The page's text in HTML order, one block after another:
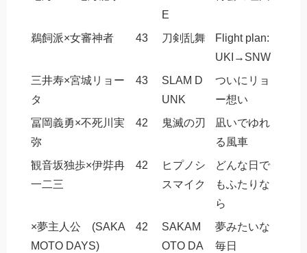
E
鵜飼派×女審神者 43 刀剣乱舞
Flight plan:
UKI→SNW
三井寿×宮城リョー
タ
43
SLAM D
UNK
ついにリョ
ー想い
冨岡義勇×不死川実
弥
42 鬼滅の刃
凪いでゆれ
る風車
観音坂独歩×伊弉冉
一二三
42
ヒプノシ
スマイク
どんな日で
もふたりな
ら
×夢主人公 (SAKA
MOTO DAYS)
42
SAKAM
OTO DA
夢みたいな
毎日